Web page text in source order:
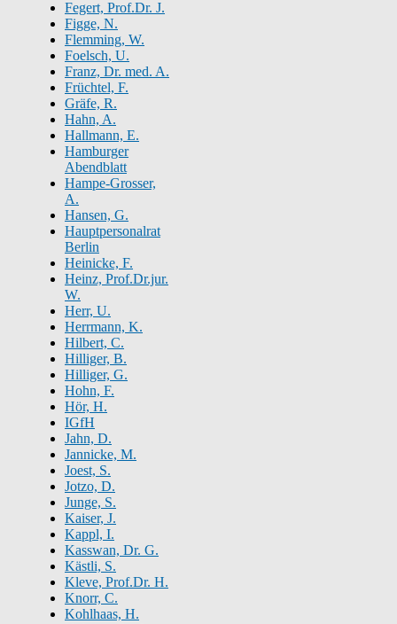
Fegert, Prof.Dr. J.
Figge, N.
Flemming, W.
Foelsch, U.
Franz, Dr. med. A.
Früchtel, F.
Gräfe, R.
Hahn, A.
Hallmann, E.
Hamburger
Abendblatt
Hampe-Grosser,
A.
Hansen, G.
Hauptpersonalrat
Berlin
Heinicke, F.
Heinz, Prof.Dr.jur.
W.
Herr, U.
Herrmann, K.
Hilbert, C.
Hilliger, B.
Hilliger, G.
Hohn, F.
Hör, H.
IGfH
Jahn, D.
Jannicke, M.
Joest, S.
Jotzo, D.
Junge, S.
Kaiser, J.
Kappl, I.
Kasswan, Dr. G.
Kästli, S.
Kleve, Prof.Dr. H.
Knorr, C.
Kohlhaas, H.